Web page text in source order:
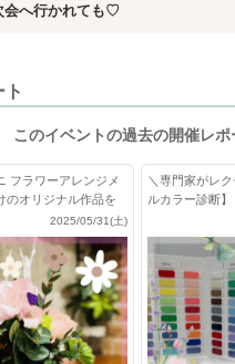
会へ行かれても♡
ト
このイベントの過去の開催レポ
フラワーアレンジメ
のオリジナル作品を
2025/05/31(土)
＼専門家がレ
ルカラー診断